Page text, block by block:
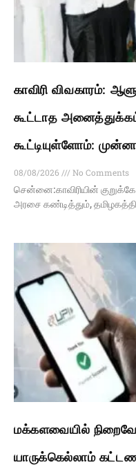
காவிரி விவகாரம்:
கூட்டாத
கூட்டியுள்ளோம்:
08/08/2026
No Comments
சென்னை:காவிரியின்
அரசை கண்டித்தும்,
மக்களவையில்
யாருக்கெல்லாம்